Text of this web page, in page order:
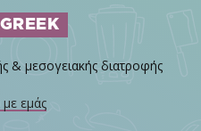
& μεσογειακής διατροφής
με εμάς